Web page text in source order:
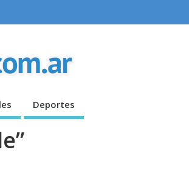
Deportes